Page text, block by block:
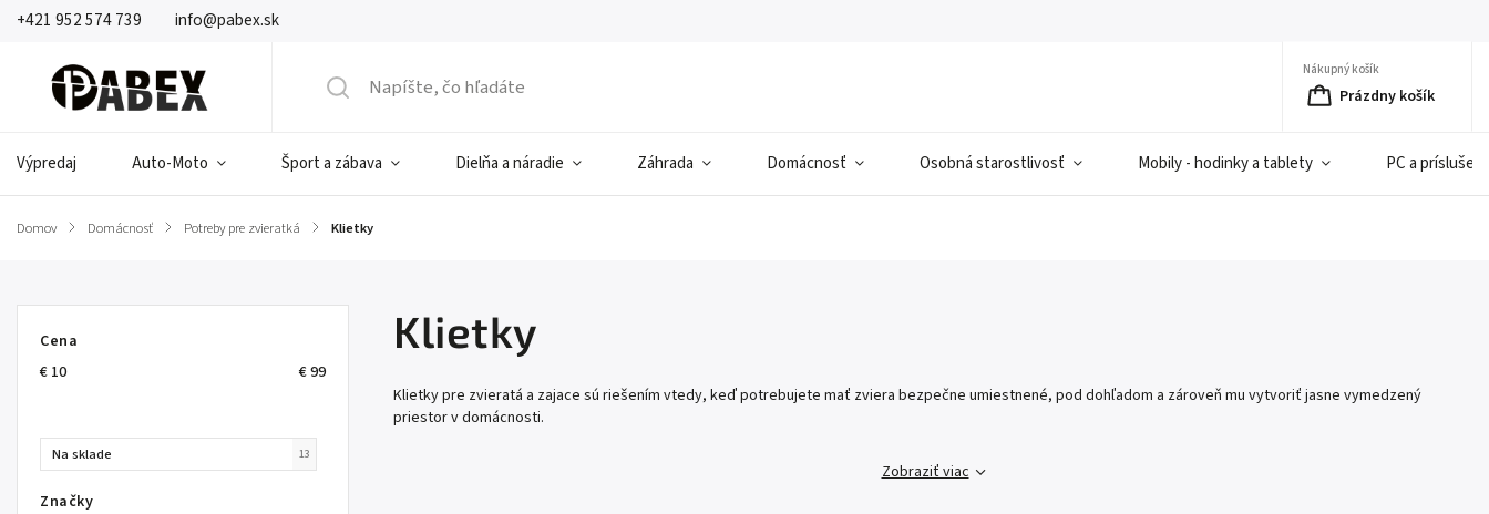
+421 952 574 739 info@pabex.sk
Nákupný košík
Prázdny košík
Výpredaj Auto-Moto Šport a zábava Dielňa a náradie Záhrada Domácnosť Osobná starostlivosť Mobily - hodinky a tablety PC a
Domov / Domácnosť / Potreby pre zvieratká / Klietky
Cena
€ 10 €99
Na sklade 13
Značky
Klietky
Klietky pre zvieratá a zajace sú riešením vtedy, keď potrebujete mať zviera bezpečne umiestnené, pod dohľadom a zároveň mu vytvoriť jasne vymedzený
priestor v domácnosti.
Zobraziť viac